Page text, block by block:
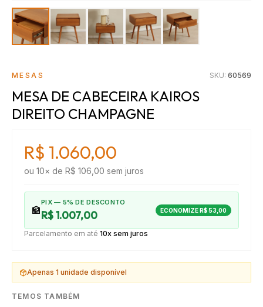
MESAS SKU: 60569
MESA DE CABECEIRA KAIROS
DIREITO CHAMPAGNE
R$ 1.060,00
ou 10× de R$ 106,00 sem juros
🏦
PIX — 5% DE DESCONTO
R$ 1.007,00 ECONOMIZE R$ 53,00
Parcelamento em até 10x sem juros
Apenas 1 unidade disponível
TEMOS TAMBÉM